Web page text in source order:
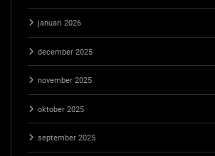
januari 2026
december 2025
november 2025
oktober 2025
september 2025